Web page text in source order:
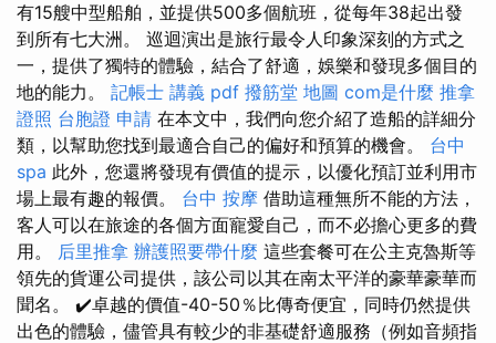
有15艘中型船舶，並提供500多個航班，從每年38起出發
到所有七大洲。 巡迴演出是旅行最令人印象深刻的方式之
一，提供了獨特的體驗，結合了舒適，娛樂和發現多個目的
地的能力。 記帳士 講義 pdf 撥筋堂 地圖 com是什麼 推拿
證照 台胞證 申請 在本文中，我們向您介紹了造船的詳細分
類，以幫助您找到最適合自己的偏好和預算的機會。 台中
spa 此外，您還將發現有價值的提示，以優化預訂並利用市
場上最有趣的報價。 台中 按摩 借助這種無所不能的方法，
客人可以在旅途的各個方面寵愛自己，而不必擔心更多的費
用。 后里推拿 辦護照要帶什麼 這些套餐可在公主克魯斯等
領先的貨運公司提供，該公司以其在南太平洋的豪華豪華而
聞名。 ✔️卓越的價值-40-50％比傳奇便宜，同時仍然提供
出色的體驗，儘管具有較少的非基礎舒適服務（例如音頻指